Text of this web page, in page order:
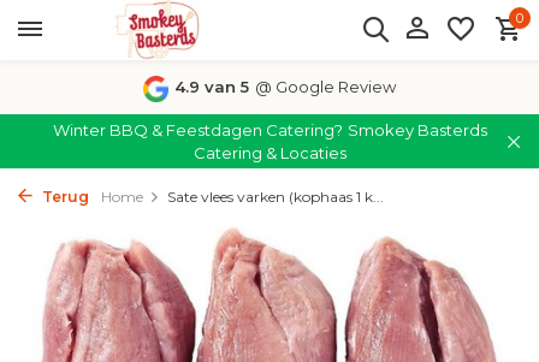
0
4.9 van 5 @ Google Review
Winter BBQ & Feestdagen Catering? Smokey Basterds
Catering & Locaties
Terug Home Sate vlees varken (kophaas 1 k...